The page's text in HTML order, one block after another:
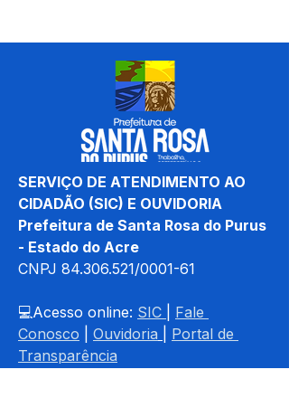
SERVIÇO DE ATENDIMENTO AO
CIDADÃO (SIC) E OUVIDORIA
Prefeitura de Santa Rosa do Purus
- Estado do Acre
CNPJ 84.306.521/0001-61
💻Acesso online: SIC
Fale
Conosco
Ouvidoria
Portal de
Transparência